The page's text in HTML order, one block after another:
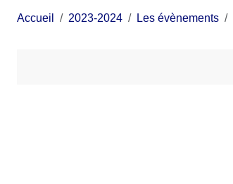
Accueil 2023-2024 Les évènements